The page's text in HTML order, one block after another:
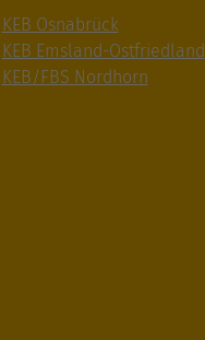
KEB Osnabrück
KEB Emsland-Ostfriedland
KEB/FBS Nordhorn